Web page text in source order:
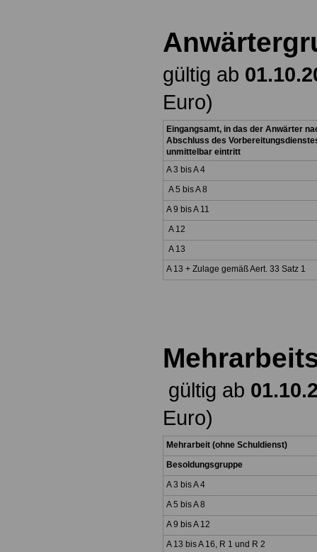
gültig ab
Euro)
Eingangsamt, in das der Anwärter
Abschluss des
unmittelbar eintritt
A 3 bis A 4
A 5 bis A 8
A 9 bis A 11
A 12
A 13
A 13 + Zulage gemäß Aert. 33 Satz 1
gültig ab
Euro)
Mehrarbeit (ohne
Besoldungsgruppe
A 3 bis A 4
A 5 bis A 8
A 9 bis A 12
A 13 bis A 16, R 1 und R 2